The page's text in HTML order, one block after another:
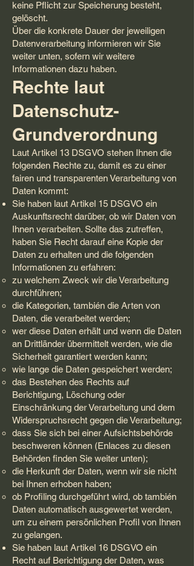
keine Pflicht zur Speicherung besteht,
gelöscht.
Über die konkrete Dauer der jeweiligen
Datenverarbeitung informieren wir Sie
weiter unten, sofern wir weitere
Informationen dazu haben.
Rechte laut
Datenschutz-
Grundverordnung
Laut Artikel 13 DSGVO stehen Ihnen die
folgenden Rechte zu, damit es zu einer
fairen und transparenten Verarbeitung von
Daten kommt:
Sie haben laut Artikel 15 DSGVO ein
Auskunftsrecht darüber, ob wir Daten von
Ihnen verarbeiten. Sollte das zutreffen,
haben Sie Recht darauf eine Kopie der
Daten zu erhalten und die folgenden
Informationen zu erfahren:
zu welchem Zweck wir die Verarbeitung
durchführen;
die Kategorien, también die Arten von
Daten, die verarbeitet werden;
wer diese Daten erhält und wenn die Daten
an Drittländer übermittelt werden, wie die
Sicherheit garantiert werden kann;
wie lange die Daten gespeichert werden;
das Bestehen des Rechts auf
Berichtigung, Löschung oder
Einschränkung der Verarbeitung und dem
Widerspruchsrecht gegen die Verarbeitung;
dass Sie sich bei einer Aufsichtsbehörde
beschweren können (Enlaces zu diesen
Behörden finden Sie weiter unten);
die Herkunft der Daten, wenn wir sie nicht
bei Ihnen erhoben haben;
ob Profiling durchgeführt wird, ob también
Daten automatisch ausgewertet werden,
um zu einem persönlichen Profil von Ihnen
zu gelangen.
Sie haben laut Artikel 16 DSGVO ein
Recht auf Berichtigung der Daten, was